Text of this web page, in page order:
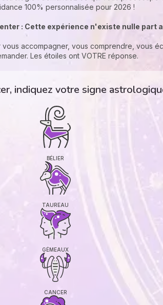
100% personnalisée pour 2026 !
: Cette expérience n'existe nulle part
accompagner, vous comprendre, vous
Les étoiles ont VOTRE réponse.
indiquez votre signe
BÉLIER
TAUREAU
GÉMEAUX
CANCER